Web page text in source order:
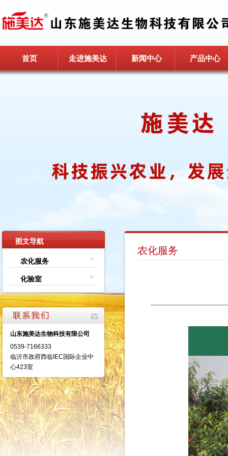
首页 走进施美达 新闻中心 产品中心
图文导航
农化服务
化验室
山东施美达生物科技有限公司
0539-7166333
临沂市政府西临IEC国际企业中
心423室
农化服务